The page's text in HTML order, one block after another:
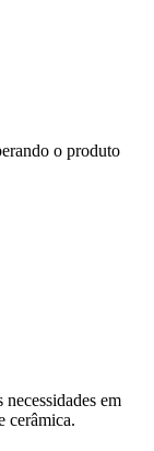
o produto
em
cerâmica.